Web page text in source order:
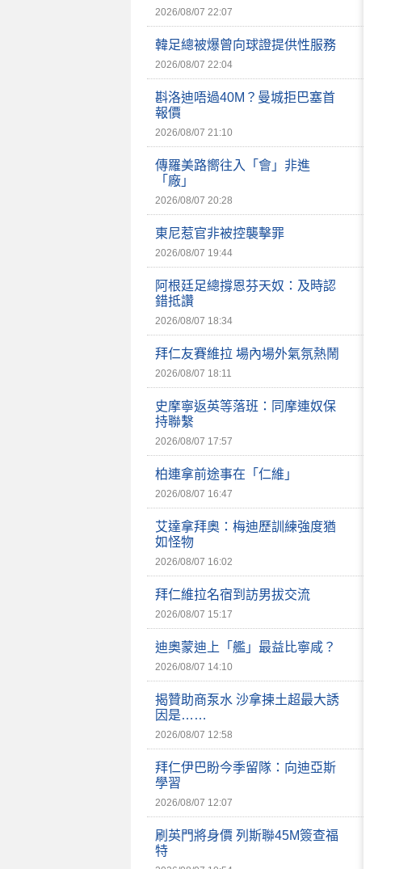
2026/08/07 22:07
韓足總被爆曾向球證提供性服務
2026/08/07 22:04
斟洛迪唔過40M？曼城拒巴塞首
報價
2026/08/07 21:10
傳羅美路嚮往入「會」非進
「廠」
2026/08/07 20:28
東尼惹官非被控襲擊罪
2026/08/07 19:44
阿根廷足總撐恩芬天奴：及時認
錯抵讚
2026/08/07 18:34
拜仁友賽維拉 場內場外氣氛熱鬧
2026/08/07 18:11
史摩寧返英等落班：同摩連奴保
持聯繫
2026/08/07 17:57
柏連拿前途事在「仁維」
2026/08/07 16:47
艾達拿拜奧：梅迪歷訓練強度猶
如怪物
2026/08/07 16:02
拜仁維拉名宿到訪男拔交流
2026/08/07 15:17
迪奧蒙迪上「艦」最益比寧咸？
2026/08/07 14:10
揭贊助商泵水 沙拿揀土超最大誘
因是……
2026/08/07 12:58
拜仁伊巴盼今季留隊：向迪亞斯
學習
2026/08/07 12:07
刷英門將身價 列斯聯45M簽查福
特